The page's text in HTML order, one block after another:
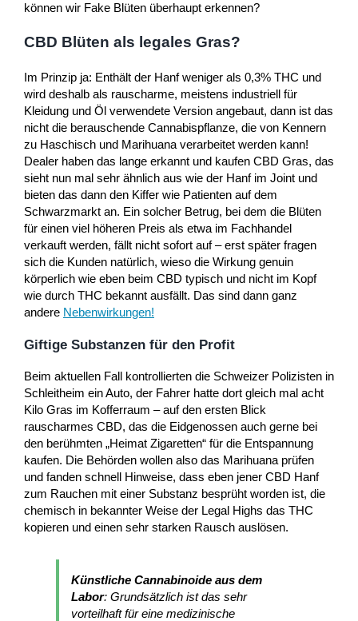
können wir Fake Blüten überhaupt erkennen?
CBD Blüten als legales Gras?
Im Prinzip ja: Enthält der Hanf weniger als 0,3% THC und
wird deshalb als rauscharme, meistens industriell für
Kleidung und Öl verwendete Version angebaut, dann ist das
nicht die berauschende Cannabispflanze, die von Kennern
zu Haschisch und Marihuana verarbeitet werden kann!
Dealer haben das lange erkannt und kaufen CBD Gras, das
sieht nun mal sehr ähnlich aus wie der Hanf im Joint und
bieten das dann den Kiffer wie Patienten auf dem
Schwarzmarkt an. Ein solcher Betrug, bei dem die Blüten
für einen viel höheren Preis als etwa im Fachhandel
verkauft werden, fällt nicht sofort auf – erst später fragen
sich die Kunden natürlich, wieso die Wirkung genuin
körperlich wie eben beim CBD typisch und nicht im Kopf
wie durch THC bekannt ausfällt. Das sind dann ganz
andere Nebenwirkungen!
Giftige Substanzen für den Profit
Beim aktuellen Fall kontrollierten die Schweizer Polizisten in
Schleitheim ein Auto, der Fahrer hatte dort gleich mal acht
Kilo Gras im Kofferraum – auf den ersten Blick
rauscharmes CBD, das die Eidgenossen auch gerne bei
den berühmten „Heimat Zigaretten“ für die Entspannung
kaufen. Die Behörden wollen also das Marihuana prüfen
und fanden schnell Hinweise, dass eben jener CBD Hanf
zum Rauchen mit einer Substanz besprüht worden ist, die
chemisch in bekannter Weise der Legal Highs das THC
kopieren und einen sehr starken Rausch auslösen.
Künstliche Cannabinoide aus dem
Labor: Grundsätzlich ist das sehr
vorteilhaft für eine medizinische